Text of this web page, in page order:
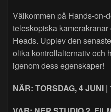
Välkommen på
teleskopiska
Heads. Upplev den
olika kontrollalternativ och
igenom dess egenskaper!
NÄR: TORSDAG, 4 JUNI |